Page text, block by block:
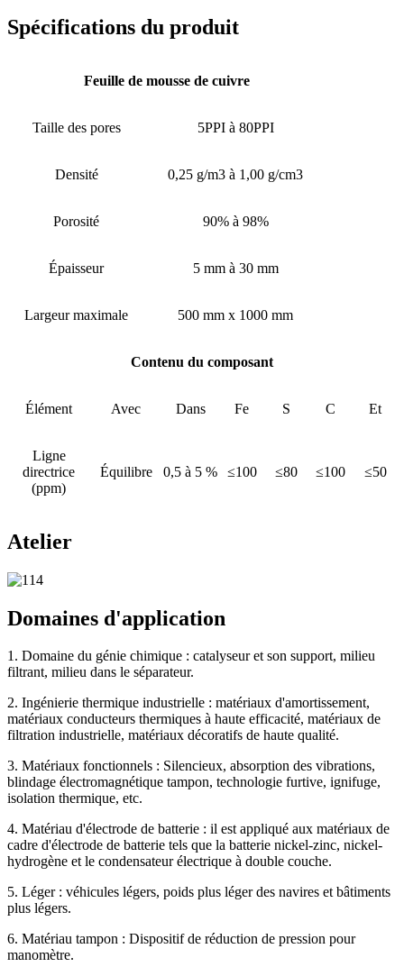
Spécifications du produit
Feuille de mousse de cuivre
Taille des pores 5PPI à 80PPI
Densité 0,25 g/m3 à 1,00 g/cm3
Porosité 90% à 98%
Épaisseur 5 mm à 30 mm
Largeur maximale 500 mm x 1000 mm
Contenu du composant
Élément Avec Dans Fe S C Et
Ligne
directrice
(ppm)
Équilibre 0,5 à 5 % ≤100 ≤80 ≤100 ≤50
Atelier
Domaines d'application
1. Domaine du génie chimique : catalyseur et son support, milieu
filtrant, milieu dans le séparateur.
2. Ingénierie thermique industrielle : matériaux d'amortissement,
matériaux conducteurs thermiques à haute efficacité, matériaux de
filtration industrielle, matériaux décoratifs de haute qualité.
3. Matériaux fonctionnels : Silencieux, absorption des vibrations,
blindage électromagnétique tampon, technologie furtive, ignifuge,
isolation thermique, etc.
4. Matériau d'électrode de batterie : il est appliqué aux matériaux de
cadre d'électrode de batterie tels que la batterie nickel-zinc, nickel-
hydrogène et le condensateur électrique à double couche.
5. Léger : véhicules légers, poids plus léger des navires et bâtiments
plus légers.
6. Matériau tampon : Dispositif de réduction de pression pour
manomètre.